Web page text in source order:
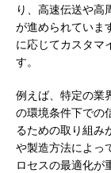
り、高速伝送や高
が進められていま
に応じてカスタマ
す。
例えば、特定の業
の環境条件下での
るための取り組み
や製造方法によっ
ロセスの最適化が